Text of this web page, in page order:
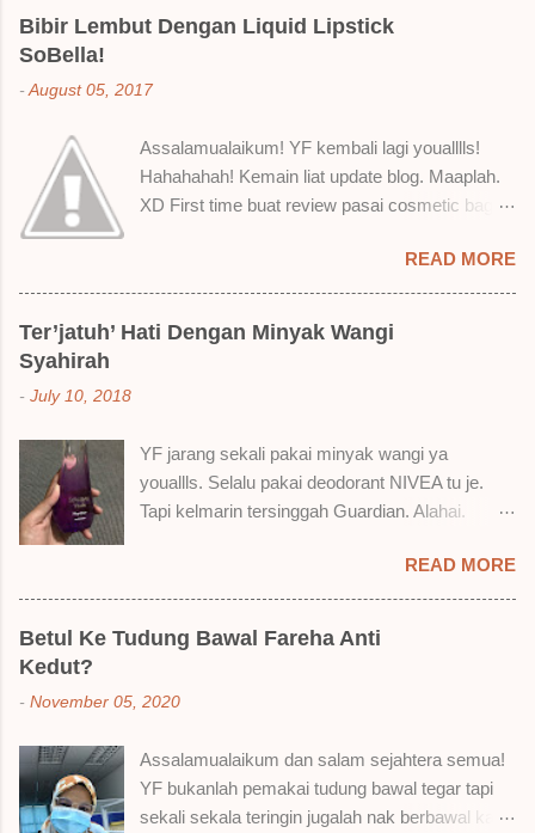
e
n
t
Bibir Lembut Dengan Liquid Lipstick
SoBella!
- August 05, 2017
Assalamualaikum! YF kembali lagi youalllls!
Hahahahah! Kemain liat update blog. Maaplah.
XD First time buat review pasai cosmetic bagai
Nak jadikan cerita, a ku baru je beli liquid lipstick
brand SoBella ni. Siap beli 3 kau! Adeh! Dari
atas, Cornflakes Madu, Strawberry Semprit &
Rose Makmur Setelah dicuba dengan pelbagai
suka tu boleh adjust. Don't worry! Aku start
dengan yang elok dulu lah ek! Pros 1) OMG!
Ringan gila tekstur dia bila dah kering. Serious!
Lembut plak jadinya bibir ni and smooth gitu. 3)
Bila minum air, still nampak bekas lipstick kat
gelas tapi tak obvious pun. Sikit sangat. Tapi tak
makan berpinggan-pinggan. 4) Senang nak
READ MORE
Ter’jatuh’ Hati Dengan Minyak Wangi
Syahirah
- July 10, 2018
YF jarang sekali pakai minyak wangi ya
youallls. Selalu pakai deodorant NIVEA tu je.
Tapi kelmarin tersinggah Guardian. Alahai.
dalam Guardian, ternampaklah minyak wangi
Syahirah ni. Kebetulan ada sale . RM18 je tau.
Harga adal tak pasti plak. May be dalam RM20
macam tu. Dah lama tak pakai perfume , ambil
redhanya sebab tak tahu lah wangian dia tu
Magnifique ya anak-anak semua. Bau sweet-
sweet gitu. Lembut je. Bertambah plak dengan
hasutan adik perempuan. Zassss rembat satu
READ MORE
Betul Ke Tudung Bawal Fareha Anti
Kedut?
- November 05, 2020
Assalamualaikum dan salam sejahtera semua!
YF bukanlah pemakai tudung bawal tegar tapi
sekali sekala teringin jugalah nak berbawal kan.